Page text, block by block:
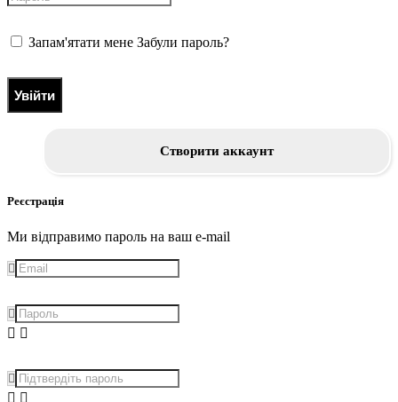
Запам'ятати мене Забули пароль?
Увійти
Створити аккаунт
Реєстрація
Ми відправимо пароль на ваш e-mail